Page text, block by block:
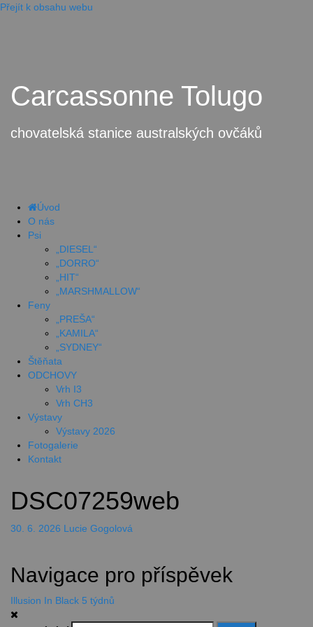
Přejít k obsahu webu
Carcassonne Tolugo
chovatelská stanice australských ovčáků
Úvod
O nás
Psi
„DIESEL“
„DORRO“
„HIT“
„MARSHMALLOW“
Feny
„PREŠA“
„KAMILA“
„SYDNEY“
Štěňata
ODCHOVY
Vrh I3
Vrh CH3
Výstavy
Výstavy 2026
Fotogalerie
Kontakt
DSC07259web
30. 6. 2026 Lucie Gogolová
Navigace pro příspěvek
Illusion In Black 5 týdnů